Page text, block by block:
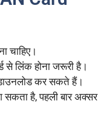
चाहिए।
से लिंक होना जरूरी है।
कर सकते हैं।
है, पहली बार अक्सर